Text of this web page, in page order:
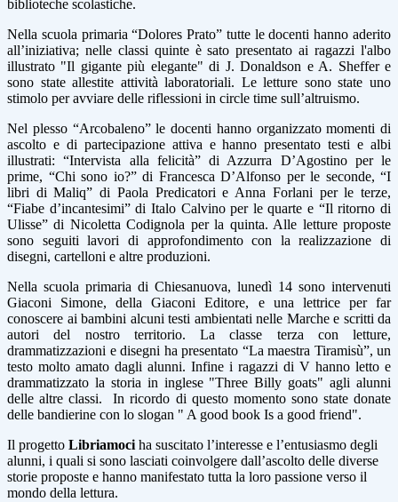
biblioteche scolastiche.
Nella scuola primaria “Dolores Prato” tutte le docenti hanno aderito
all’iniziativa; nelle classi quinte è sato presentato ai ragazzi l'albo
illustrato "Il gigante più elegante" di J. Donaldson e A. Sheffer e
sono state allestite attività laboratoriali. Le letture sono state uno
stimolo per avviare delle riflessioni in circle time sull’altruismo.
Nel plesso “Arcobaleno” le docenti hanno organizzato momenti di
ascolto e di partecipazione attiva e hanno presentato testi e albi
illustrati: “Intervista alla felicità” di Azzurra D’Agostino per le
prime, “Chi sono io?” di Francesca D’Alfonso per le seconde, “I
libri di Maliq” di Paola Predicatori e Anna Forlani per le terze,
“Fiabe d’incantesimi” di Italo Calvino per le quarte e “Il ritorno di
Ulisse” di Nicoletta Codignola per la quinta. Alle letture proposte
sono seguiti lavori di approfondimento con la realizzazione di
disegni, cartelloni e altre produzioni.
Nella scuola primaria di Chiesanuova, lunedì 14 sono intervenuti
Giaconi Simone, della Giaconi Editore, e una lettrice per far
conoscere ai bambini alcuni testi ambientati nelle Marche e scritti da
autori del nostro territorio. La classe terza con letture,
drammatizzazioni e disegni ha presentato “La maestra Tiramisù”, un
testo molto amato dagli alunni. Infine i ragazzi di V hanno letto e
drammatizzato la storia in inglese "Three Billy goats" agli alunni
delle altre classi. In ricordo di questo momento sono state donate
delle bandierine con lo slogan " A good book Is a good friend".
Il progetto Libriamoci ha suscitato l’interesse e l’entusiasmo degli
alunni, i quali si sono lasciati coinvolgere dall’ascolto delle diverse
storie proposte e hanno manifestato tutta la loro passione verso il
mondo della lettura.